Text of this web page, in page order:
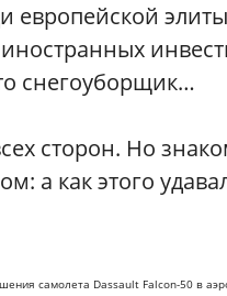
европейской
иностранных
снегоуборщик…
сторон. Но
а как этого
самолета Dassault Falcon-50 в